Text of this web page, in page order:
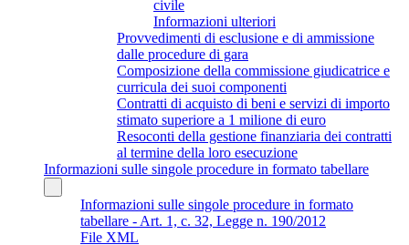
civile
Informazioni ulteriori
Provvedimenti di esclusione e di ammissione
dalle procedure di gara
Composizione della commissione giudicatrice e
curricula dei suoi componenti
Contratti di acquisto di beni e servizi di importo
stimato superiore a 1 milione di euro
Resoconti della gestione finanziaria dei contratti
al termine della loro esecuzione
Informazioni sulle singole procedure in formato tabellare
Informazioni sulle singole procedure in formato
tabellare - Art. 1, c. 32, Legge n. 190/2012
File XML